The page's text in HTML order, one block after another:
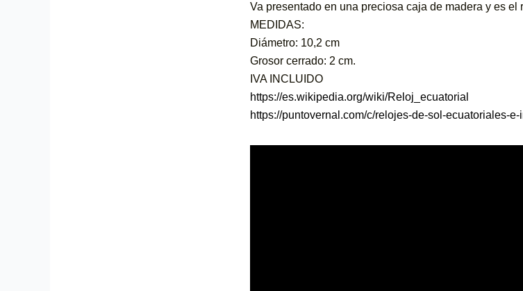
Va presentado en una preciosa caja de madera y es
MEDIDAS:
Diámetro: 10,2 cm
Grosor cerrado: 2 cm.
IVA INCLUIDO
https://es.wikipedia.org/wiki/Reloj_ecuatorial
https://puntovernal.com/c/relojes-de-sol-ecuatoriales-